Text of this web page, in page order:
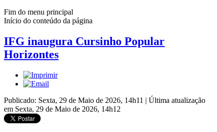
Fim do menu principal
Início do conteúdo da página
IFG inaugura Cursinho Popular
Horizontes
Publicado: Sexta, 29 de Maio de 2026, 14h11 | Última atualização
em Sexta, 29 de Maio de 2026, 14h12